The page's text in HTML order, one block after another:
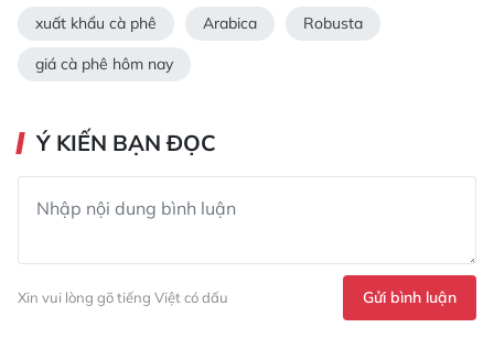
xuất khẩu cà phê Arabica Robusta
giá cà phê hôm nay
Ý KIẾN BẠN ĐỌC
Xin vui lòng gõ tiếng Việt có dấu Gửi bình luận